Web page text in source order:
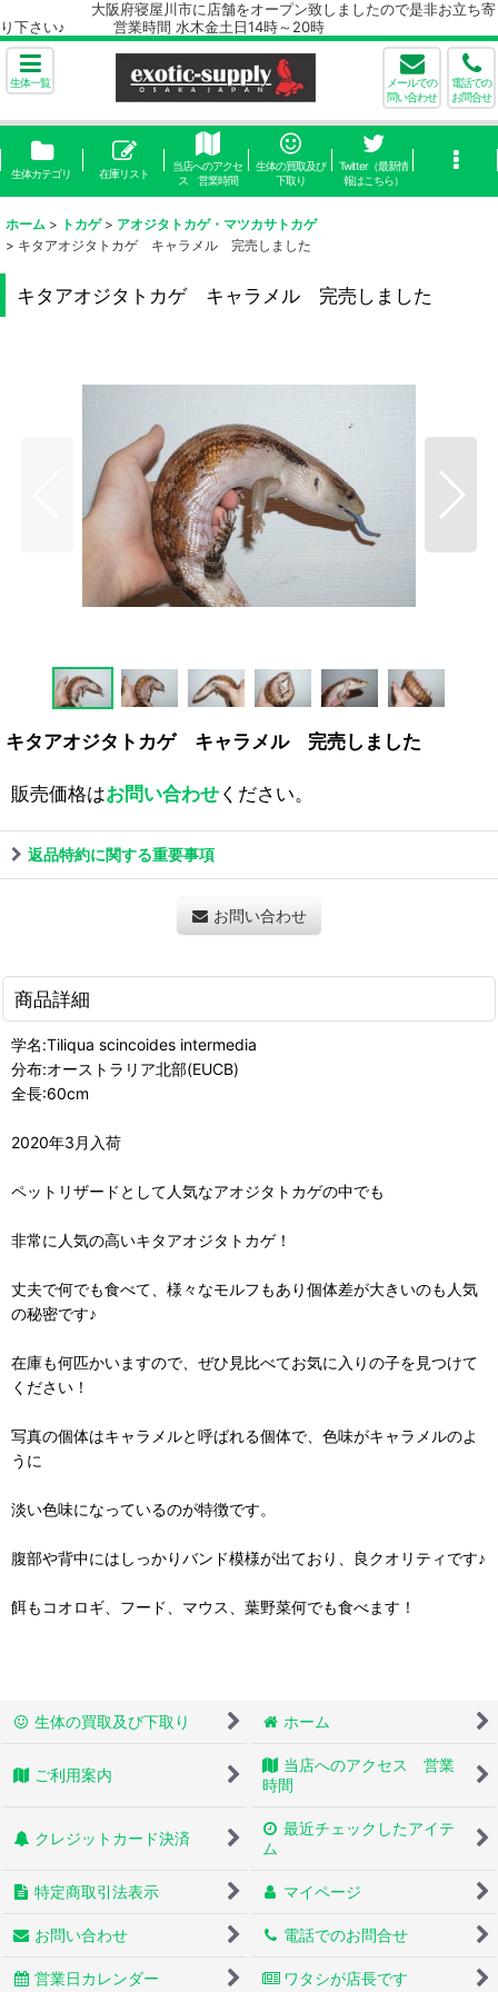
大阪府寝屋川市に店舗をオープン致しましたので是非お立ち寄
り下さい♪ 営業時間 水木金土日14時～20時
生体一覧
メールでの
問い合わせ
電話での
お問合せ
生体カテゴリ 在庫リスト
当店へのアクセ
ス 営業時間
生体の買取及び
下取り
Twitter（最新情
報はこちら）
ホーム > トカゲ > アオジタトカゲ・マツカサトカゲ
> キタアオジタトカゲ キャラメル 完売しました
キタアオジタトカゲ キャラメル 完売しました
キタアオジタトカゲ キャラメル 完売しました
販売価格はお問い合わせください。
返品特約に関する重要事項
お問い合わせ
商品詳細
学名:Tiliqua scincoides intermedia
分布:オーストラリア北部(EUCB)
全長:60cm
2020年3月入荷
ペットリザードとして人気なアオジタトカゲの中でも
非常に人気の高いキタアオジタトカゲ！
丈夫で何でも食べて、様々なモルフもあり個体差が大きいのも人気
の秘密です♪
在庫も何匹かいますので、ぜひ見比べてお気に入りの子を見つけて
ください！
写真の個体はキャラメルと呼ばれる個体で、色味がキャラメルのよ
うに
淡い色味になっているのが特徴です。
腹部や背中にはしっかりバンド模様が出ており、良クオリティです♪
餌もコオロギ、フード、マウス、葉野菜何でも食べます！
生体の買取及び下取り ホーム
ご利用案内
当店へのアクセス 営業
時間
クレジットカード決済
最近チェックしたアイテ
ム
特定商取引法表示 マイページ
お問い合わせ 電話でのお問合せ
営業日カレンダー ワタシが店長です